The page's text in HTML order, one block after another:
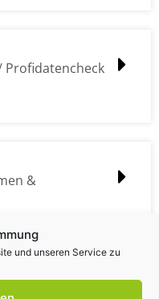
und unseren Service zu
Profidatencheck
&
und Texte)